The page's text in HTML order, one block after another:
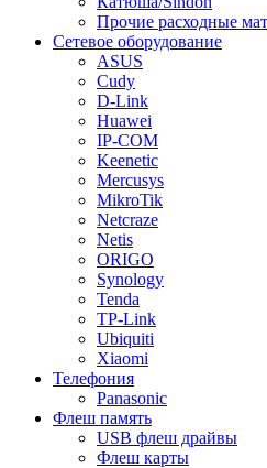
Прочие расходные
Сетевое оборудование
ASUS
Cudy
D-Link
Huawei
IP-COM
Keenetic
Mercusys
MikroTik
Netcraze
Netis
ORIGO
Synology
Tenda
TP-Link
Ubiquiti
Xiaomi
Телефония
Panasonic
Флеш память
USB флеш драйвы
Флеш карты